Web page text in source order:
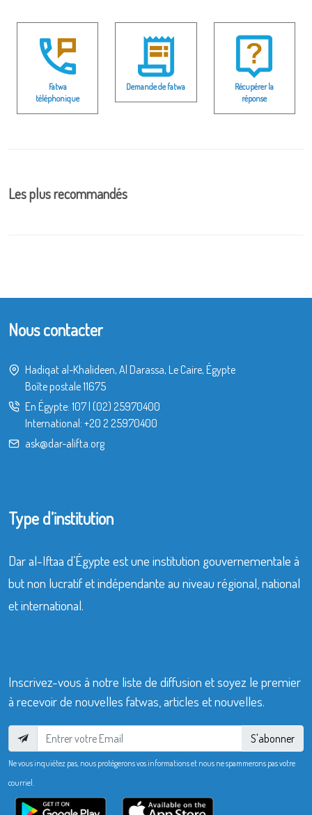
Fatwa
téléphonique
Demande de fatwa
Récupérer la
réponse
Les plus recommandés
Nous contacter
Hadiqat al-Khalideen, Al Darassa, Le Caire, Égypte
Boîte postale 11675
En Égypte: 107| (02) 25970400
International: +20 2 25970400
ask@dar-alifta.org
Type d’institution
Dar al-Iftaa d’Égypte est une institution gouvernementale à
but non lucratif et indépendante au niveau régional, national
et international.
Inscrivez-vous à notre liste de diffusion et soyez le premier
à recevoir de nouvelles fatwas, articles et nouvelles.
S'abonner
Ne vous inquiétez pas, nous protégerons vos informations et nous ne spammerons pas votre
courriel.